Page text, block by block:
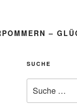
–
SUCHE